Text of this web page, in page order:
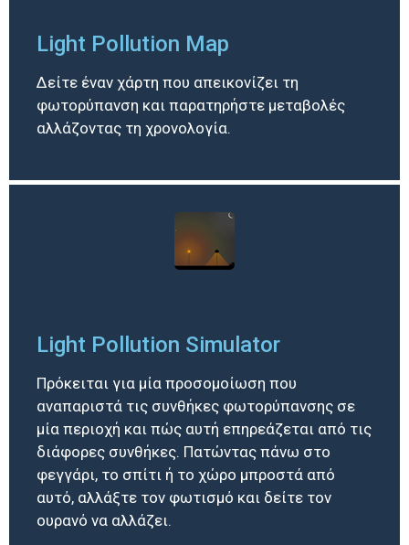
Light Pollution Map
Δείτε έναν χάρτη που απεικονίζει τη
φωτορύπανση και παρατηρήστε μεταβολές
αλλάζοντας τη χρονολογία.
Light Pollution Simulator
Πρόκειται για μία προσομοίωση που
αναπαριστά τις συνθήκες φωτορύπανσης σε
μία περιοχή και πώς αυτή επηρεάζεται από τις
διάφορες συνθήκες. Πατώντας πάνω στο
φεγγάρι, το σπίτι ή το χώρο μπροστά από
αυτό, αλλάξτε τον φωτισμό και δείτε τον
ουρανό να αλλάζει.